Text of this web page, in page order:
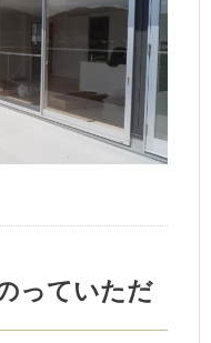
っていただ